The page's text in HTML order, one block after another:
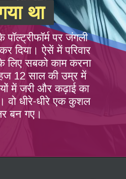
पर जंगली
दिया। ऐसें में परिवार
लिए सबको काम करना
12 साल की उम्र में
में जरी और कढ़ाई का
वो धीरे-धीरे एक कुशल
बन गए।
था
था